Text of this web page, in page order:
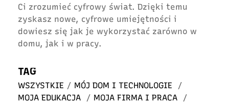
Ci zrozumieć cyfrowy świat. Dzięki temu
zyskasz nowe, cyfrowe umiejętności i
dowiesz się jak je wykorzystać zarówno w
domu, jak i w pracy.
TAG
WSZYSTKIE / MÓJ DOM I TECHNOLOGIE
/
MOJA EDUKACJA
/ MOJA FIRMA I PRACA
/